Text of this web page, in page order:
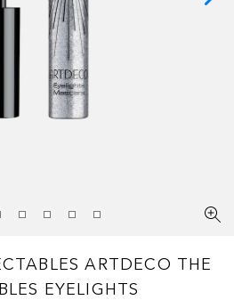
ARTDECO THE
EYELIGHTS